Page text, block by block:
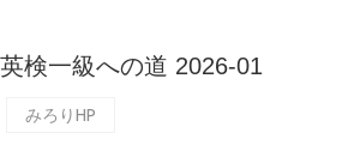
英検一級への道 2026-01
みろりHP